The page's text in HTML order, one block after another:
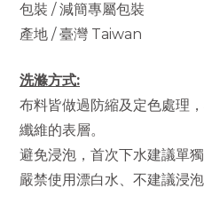
包裝 / 減簡專屬包裝
產地 / 臺灣 Taiwan
洗滌方式:
布料皆做過防縮及定色處理
纖維的表層。
避免浸泡，首次下水建議單獨
嚴禁使用漂白水、不建議浸泡